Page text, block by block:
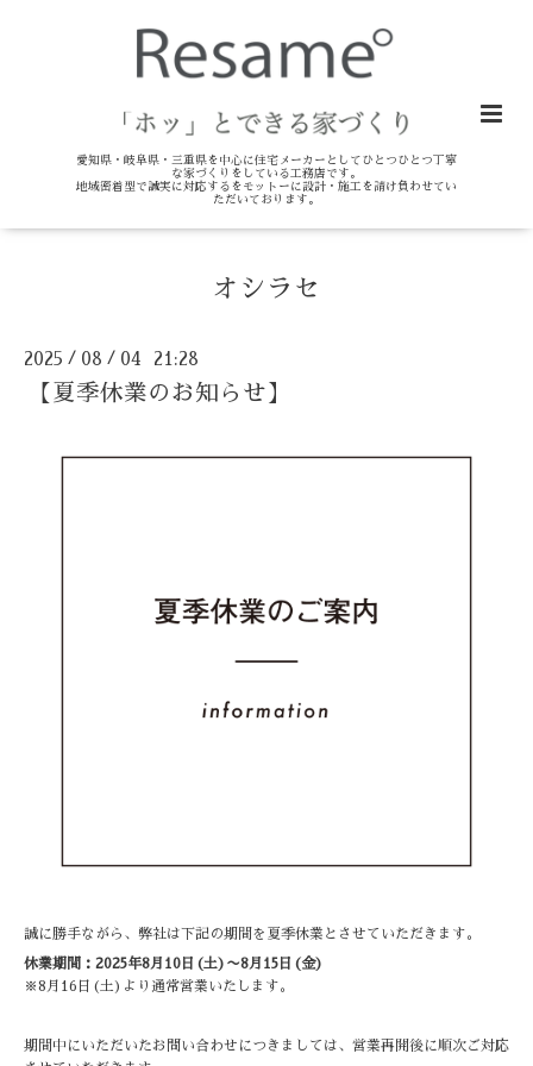
愛知県・岐阜県・三重県を中心に住宅メーカーとしてひとつひとつ丁寧
な家づくりをしている工務店です。
地域密着型で誠実に対応するをモットーに設計・施工を請け負わせてい
ただいております。
オシラセ
2025 / 08 / 04 21:28
【夏季休業のお知らせ】
誠に勝手ながら、弊社は下記の期間を夏季休業とさせていただきます。
休業期間：2025年8月10日(土)〜8月15日(金)
※8月16日(土)より通常営業いたします。
期間中にいただいたお問い合わせにつきましては、営業再開後に順次ご対応